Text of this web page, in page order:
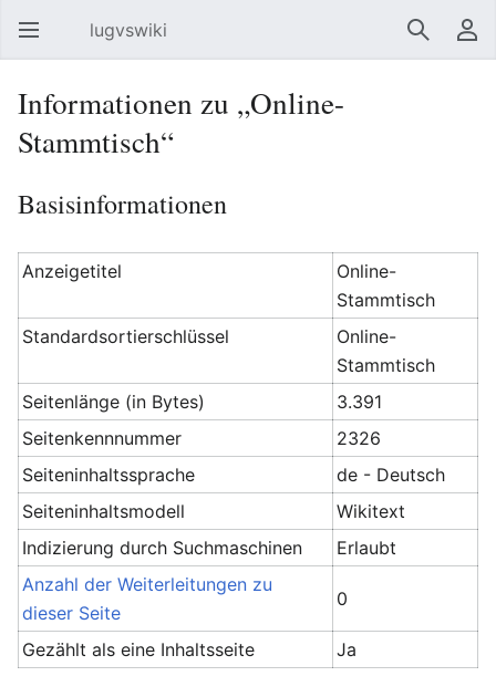
Hauptmenü öffnen lugvswiki SuchenBenutzermenü
Informationen zu „Online-
Stammtisch“
Basisinformationen
Anzeigetitel
Online-
Stammtisch
Standardsortierschlüssel
Online-
Stammtisch
Seitenlänge (in Bytes)
3.391
Seitenkennnummer
2326
Seiteninhaltssprache
de - Deutsch
Seiteninhaltsmodell
Wikitext
Indizierung durch Suchmaschinen
Erlaubt
Anzahl der Weiterleitungen zu
dieser Seite
0
Gezählt als eine Inhaltsseite Ja